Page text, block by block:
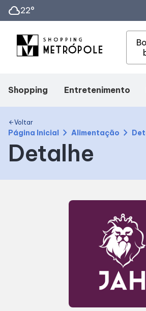
cloud22°
Shopping
Mapa Interno
Facilidades
Como Chegar
Entretenimento
Eventos
Fique por Dentro
arrow_backVoltar
Página Inicial chevron_right Alimentação chevron_right
Detalhe